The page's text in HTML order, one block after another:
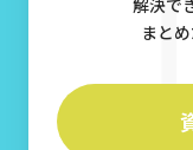
解決で
まと